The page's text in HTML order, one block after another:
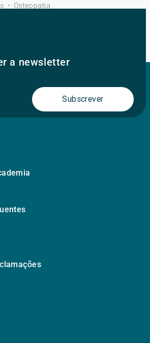
• Osteopatia
a newsletter
Subscrever